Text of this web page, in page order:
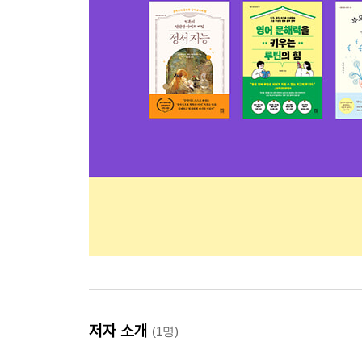
저자 소개 (1명)